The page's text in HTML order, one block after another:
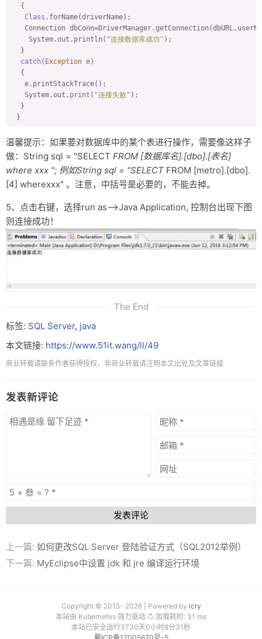
  {
Class .forName(driverName);
Connection
    System.out.println(
"连接数据库成功" );
  }
catch( Exception e)
  {
   e.printStackTrace();
   System.out.
print ( "连接失败" );
  }
}
}
温馨提示：如果要对数据库中的某个表进行操作，需要像这样子
做：String sql = "SELECT FROM [数据库名].[dbo].[表名]
where xxx "; 例如String sql = "SELECT FROM [metro].[dbo].
[4] wherexxx" 。注意，中括号是必要的，不能去掉。
5、点击右键，选择run as——>Java Application, 控制台出现下图
则连接成功！
The End
标签: SQL Server, java
本文链接: https://www.51it.wang/ll/49
商业转载请联系作者获得授权，非商业转载请注明本文出处及文章链接
发表新评论
发表评论
上一篇: 如何更改SQL Server 登陆验证方式（SQL2012举例）
下一篇: MyEclipse中设置 jdk 和 jre 编译运行环境
Copyright © 2015- 2026 | Powered by lcry
本站由 Kubernetes 强力驱动 ↻ 加载耗时: 31 ms
本站已安全运行3730天0小时8分32秒